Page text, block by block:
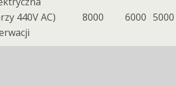
440V AC)
8000 6000 5000